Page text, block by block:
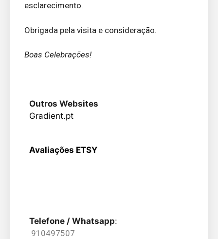
esclarecimento.
Obrigada pela visita e consideração.
Boas Celebrações!
Outros Websites
Gradient.pt
Avaliações ETSY
Telefone / Whatsapp:
910497507